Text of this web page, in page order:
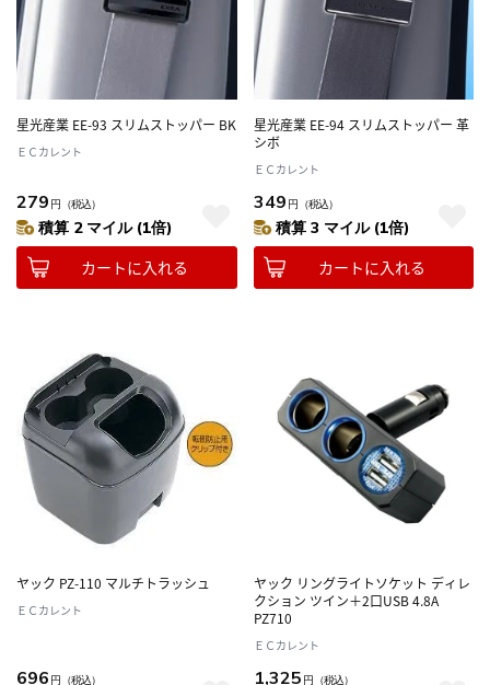
星光産業 EE-93 スリムストッパー BK
ＥＣカレント
279 円 （税込）
積算 2 マイル (1倍)
カートに入れる
星光産業 EE-94 スリムストッパー 革
シボ
ＥＣカレント
349 円 （税込）
積算 3 マイル (1倍)
カートに入れる
ヤック PZ-110 マルチトラッシュ
ＥＣカレント
696 円 （税込）
ヤック リングライトソケット ディレ
クション ツイン＋2口USB 4.8A
PZ710
ＥＣカレント
1,325 円 （税込）